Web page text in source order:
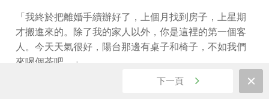
「我終於把離婚手續辦好了，上個月找到房子，上星期
才搬進來的。除了我的家人以外，你是這裡的第一個客
人。今天天氣很好，陽台那邊有桌子和椅子，不如我們
來喝個茶吧。」
我第一次見到卡琳小姐，是幾年前在KR家開會的時候。
下一頁